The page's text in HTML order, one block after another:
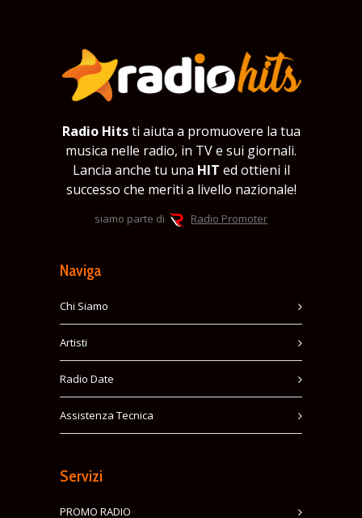
Radio Hitsti aiuta a promuovere la tua
musica nelle radio, in TV e sui giornali.
Lancia anche tu una HIT ed ottieni il
successo che meriti a livello nazionale!
siamo parte di Radio Promoter
Naviga
Chi Siamo
Artisti
Radio Date
Assistenza Tecnica
Servizi
PROMO RADIO